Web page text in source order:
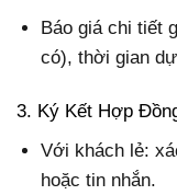
Báo giá chi tiết
có), thời gian
3. Ký Kết Hợp
Với khách lẻ:
hoặc tin nhắn.